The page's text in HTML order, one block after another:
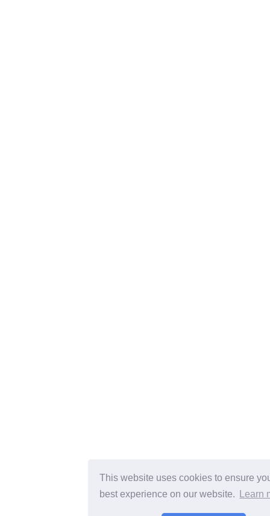
This website uses cookies to ensure
best experience on our website.
Learn